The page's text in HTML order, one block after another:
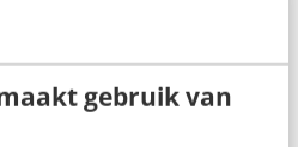
gebruik van